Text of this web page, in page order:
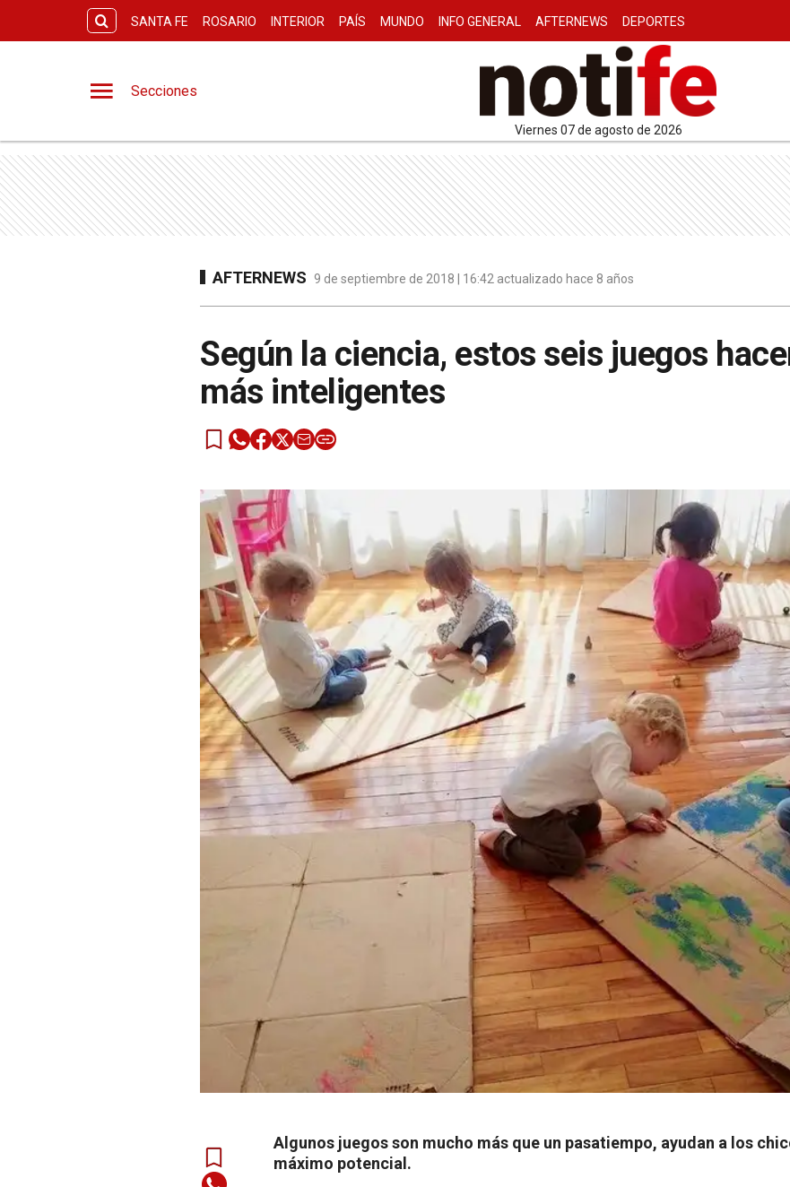
SANTA FE ROSARIO INTERIOR PAÍS MUNDO INFO GENERAL AFTERNEWS DEPORTES
Secciones
viernes 07 de agosto de 2026
AFTERNEWS 9 de septiembre de 2018 | 16:42 actualizado hace 8 años
Según la ciencia, estos seis juegos
más inteligentes
Algunos juegos son mucho más que un pasatiempo, ayudan a los
máximo potencial.